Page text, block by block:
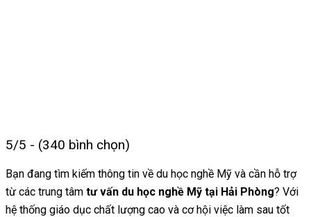
5/5 - (340 bình chọn)
Bạn đang tìm kiếm thông tin về du học nghề Mỹ và cần hỗ trợ
từ các trung tâm tư vấn du học nghề Mỹ tại Hải Phòng? Với
hệ thống giáo dục chất lượng cao và cơ hội việc làm sau tốt